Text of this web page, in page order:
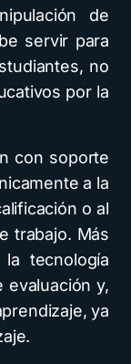
de
servir para
no
por la
con soporte
a la
o al
trabajo. Más
tecnología
evaluación y,
ya